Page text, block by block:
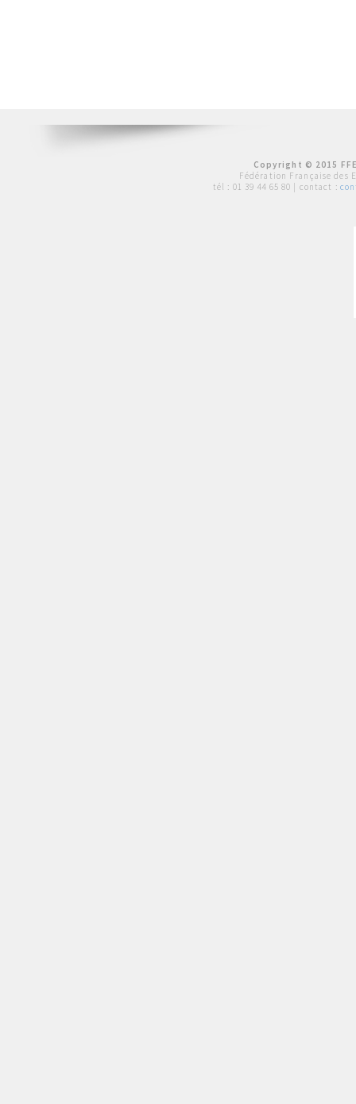
Copyright © 2015
Fédération Française des
tél : 01 39 44 65 80 | contact :